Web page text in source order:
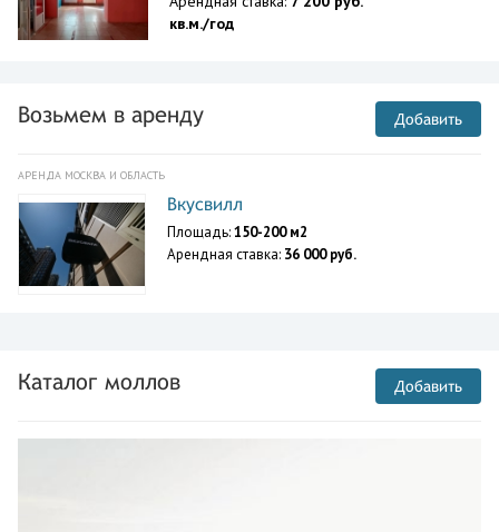
кв.м./год
Возьмем в аренду Добавить
АРЕНДА МОСКВА И ОБЛАСТЬ
Вкусвилл
Площадь:150-200 м2
Арендная ставка: 36 000 руб.
Каталог моллов Добавить